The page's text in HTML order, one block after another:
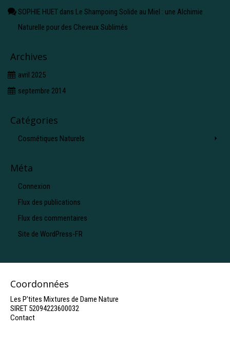
SOPHIE HUET dans Le Shampoing Solide au Miel : une Alchimie
Naturelle pour des Cheveux Sublimés
Archives
avril 2025
septembre 2014
Catégories
Cosmétiques Naturels
Méta
Connexion
Flux des publications
Flux des commentaires
Site de WordPress-FR
Coordonnées
Les P’tites Mixtures de Dame Nature
SIRET 52094223600032
Contact